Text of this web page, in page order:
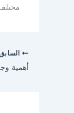
السابق
أهمية